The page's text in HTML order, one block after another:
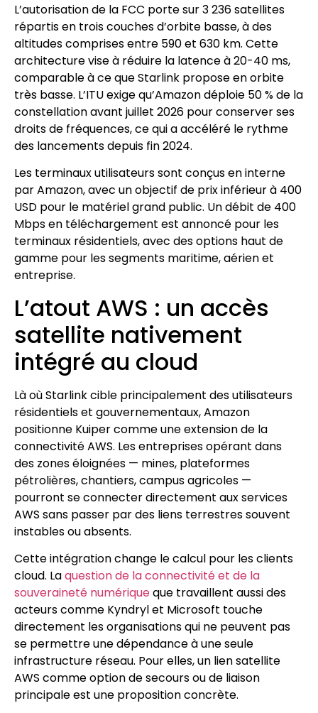
L’autorisation de la FCC porte sur 3 236 satellites
répartis en trois couches d’orbite basse, à des
altitudes comprises entre 590 et 630 km. Cette
architecture vise à réduire la latence à 20-40 ms,
comparable à ce que Starlink propose en orbite
très basse. L’ITU exige qu’Amazon déploie 50 % de la
constellation avant juillet 2026 pour conserver ses
droits de fréquences, ce qui a accéléré le rythme
des lancements depuis fin 2024.
Les terminaux utilisateurs sont conçus en interne
par Amazon, avec un objectif de prix inférieur à 400
USD pour le matériel grand public. Un débit de 400
Mbps en téléchargement est annoncé pour les
terminaux résidentiels, avec des options haut de
gamme pour les segments maritime, aérien et
entreprise.
L’atout AWS : un accès
satellite nativement
intégré au cloud
Là où Starlink cible principalement des utilisateurs
résidentiels et gouvernementaux, Amazon
positionne Kuiper comme une extension de la
connectivité AWS. Les entreprises opérant dans
des zones éloignées — mines, plateformes
pétrolières, chantiers, campus agricoles —
pourront se connecter directement aux services
AWS sans passer par des liens terrestres souvent
instables ou absents.
Cette intégration change le calcul pour les clients
cloud. Laquestion de la connectivité et de la
souveraineté numériqueque travaillent aussi des
acteurs comme Kyndryl et Microsoft touche
directement les organisations qui ne peuvent pas
se permettre une dépendance à une seule
infrastructure réseau. Pour elles, un lien satellite
AWS comme option de secours ou de liaison
principale est une proposition concrète.